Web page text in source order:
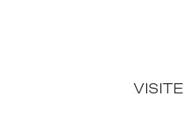
Visite